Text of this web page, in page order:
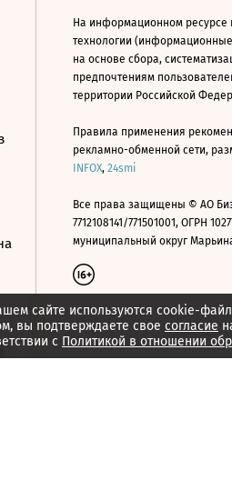
сайте используются cookie-
вы подтверждаете свое согласие
с Политикой в отношении
На информационном ресурсе
технологии
на основе сбора,
предпочтениям
территории Российской
Правила применения
рекламно-обменной сети,
INFOX, 24smi
Все права защищены © АО
7712108141/771501001, ОГРН
муниципальный округ